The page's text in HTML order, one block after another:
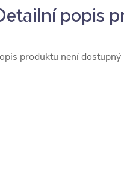
popis
produktu není dostupný